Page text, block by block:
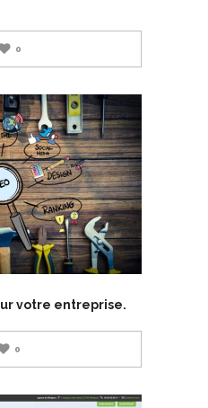
0
votre entreprise.
0